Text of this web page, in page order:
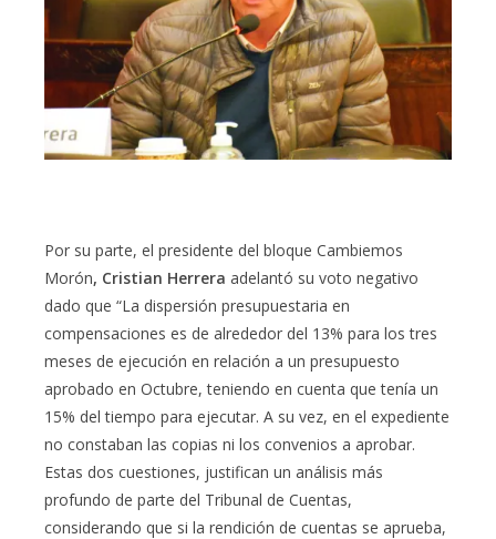
Por su parte, el presidente del bloque Cambiemos
Morón, Cristian Herrera adelantó su voto negativo
dado que “La dispersión presupuestaria en
compensaciones es de alrededor del 13% para los tres
meses de ejecución en relación a un presupuesto
aprobado en Octubre, teniendo en cuenta que tenía un
15% del tiempo para ejecutar. A su vez, en el expediente
no constaban las copias ni los convenios a aprobar.
Estas dos cuestiones, justifican un análisis más
profundo de parte del Tribunal de Cuentas,
considerando que si la rendición de cuentas se aprueba,